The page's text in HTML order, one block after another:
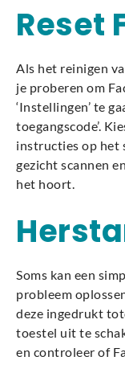
Reset
Als het reinigen
je proberen om
‘Instellingen’ te
toegangscode’.
instructies op het
gezicht scannen
het hoort.
Soms kan een
probleem
deze ingedrukt
toestel uit te
en controleer of